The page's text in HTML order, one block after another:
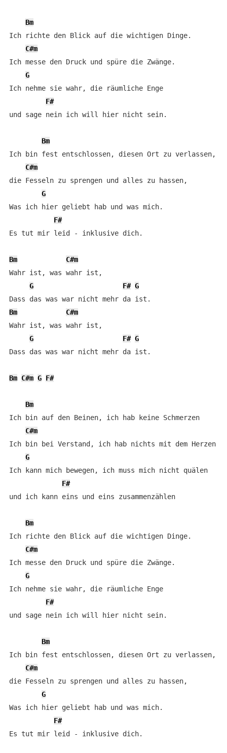
Bm
Ich richte den Blick auf die wichtigen Dinge.
C#m
Ich messe den Druck und spüre die Zwänge.
G
Ich nehme sie wahr, die räumliche Enge
F#
und sage nein ich will hier nicht sein.
Bm
Ich bin fest entschlossen, diesen Ort zu verlassen,
C#m
die Fesseln zu sprengen und alles zu hassen,
G
Was ich hier geliebt hab und was mich.
F#
Es tut mir leid - inklusive dich.
Bm
C#m
Wahr ist, was wahr ist,
G
F# G
Bm
C#m
Wahr ist, was wahr ist,
G
F# G
Dass das was war nicht mehr da ist.
Bm C#m G F#
Bm
Ich bin auf den Beinen, ich hab keine Schmerzen
C#m
Ich bin bei Verstand, ich hab nichts mit dem Herzen
G
Ich kann mich bewegen, ich muss mich nicht quälen
F#
und ich kann eins und eins zusammenzählen
Bm
Ich richte den Blick auf die wichtigen Dinge.
C#m
Ich messe den Druck und spüre die Zwänge.
G
Ich nehme sie wahr, die räumliche Enge
F#
und sage nein ich will hier nicht sein.
Bm
Ich bin fest entschlossen, diesen Ort zu verlassen,
C#m
die Fesseln zu sprengen und alles zu hassen,
G
Was ich hier geliebt hab und was mich.
F#
Es tut mir leid - inklusive dich.